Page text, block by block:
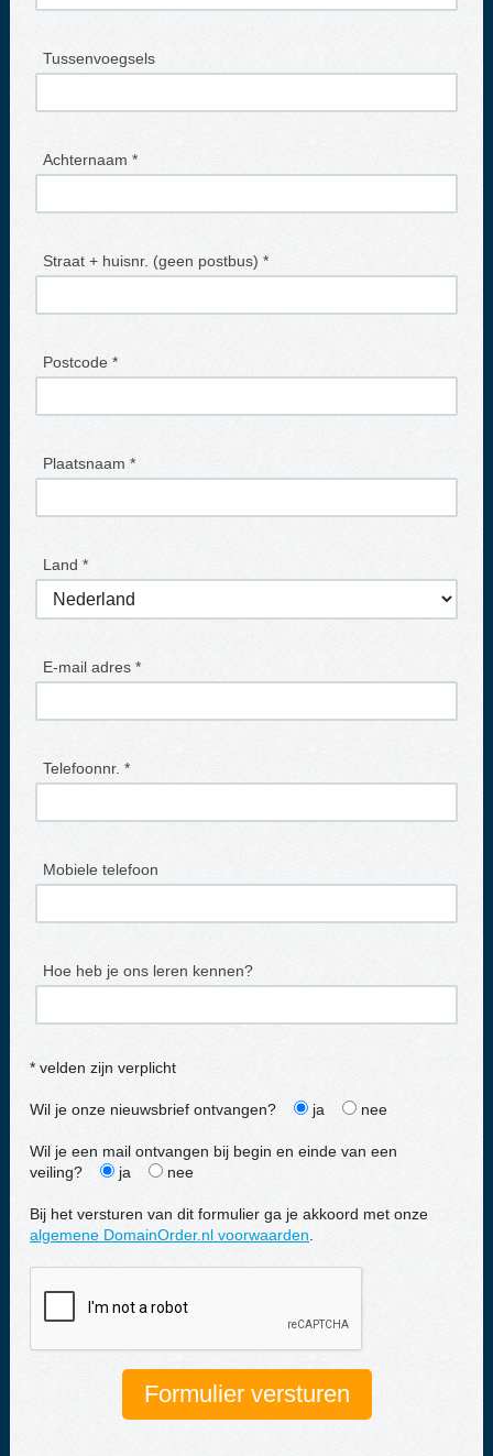
Tussenvoegsels
Achternaam *
Straat + huisnr. (geen postbus) *
Postcode *
Plaatsnaam *
Land *
E-mail adres *
Telefoonnr. *
Mobiele telefoon
Hoe heb je ons leren kennen?
* velden zijn verplicht
Wil je onze nieuwsbrief ontvangen? ja nee
Wil je een mail ontvangen bij begin en einde van een
veiling?
ja nee
Bij het versturen van dit formulier ga je akkoord met onze
algemene DomainOrder.nl voorwaarden